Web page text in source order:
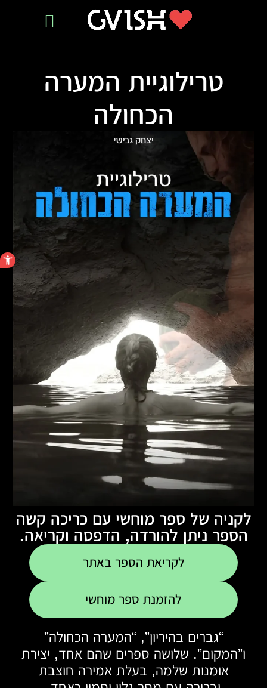
פתח
טרילוגיית המערה
הכחולה
לקניה של ספר מוחשי עם כריכה קשה
הספר ניתן להורדה, הדפסה וקריאה.
לקריאת הספר באתר
להזמנת ספר מוחשי
“גברים בהיריון”, “המערה הכחולה”
ו”המקום”. שלושה ספרים שהם אחד, יצירת
אומנות שלמה, בעלת אמירה חוצבת